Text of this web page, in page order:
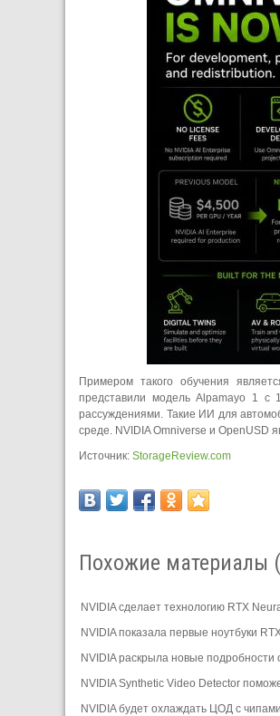
Примером такого обучения
представили модель Alpamayo 1 с
рассуждениями. Такие ИИ для
среде. NVIDIA Omniverse и OpenUSD
Источник: StorageReview.com
Похожие материалы
NVIDIA сделает технологию RTX
NVIDIA показала первые ноутбуки
NVIDIA раскрыла новые подробности
NVIDIA Synthetic Video Detector
NVIDIA будет охлаждать ЦОД с